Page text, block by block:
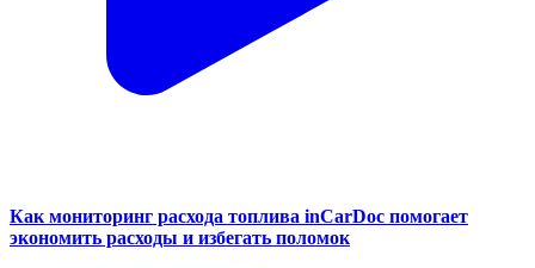
Как мониторинг расхода топлива inCarDoc помогает
экономить расходы и избегать поломок